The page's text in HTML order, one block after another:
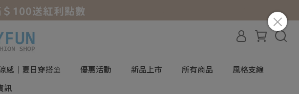
感｜夏日穿搭⛱️ 優惠活動 新品上市 所有商品
風格支線
訊